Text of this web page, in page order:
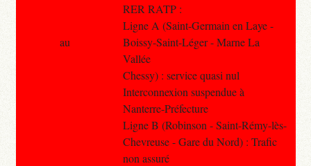
RER RATP :
Ligne A (Saint-Germain en Laye -
Boissy-Saint-Léger - Marne La
Vallée
Chessy) : service quasi nul
Interconnexion suspendue à
Nanterre-Préfecture
Ligne B (Robinson - Saint-Rémy-lès-
Chevreuse - Gare du Nord) : Trafic
non assuré
au